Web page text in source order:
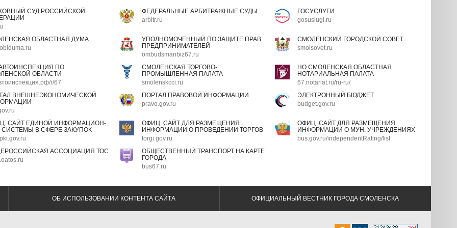
СУД РОССИЙСКОЙ
ФЕДЕРАЛЬНЫЕ АРБИТРАЖНЫЕ СУДЫ
arbitr.ru
ГОСУСЛУГИ
gosuslugi.ru
ОБЛАСТНАЯ ДУМА
УПОЛНОМОЧЕННЫЙ ПО ЗАЩИТЕ ПРАВ
ПРЕДПРИНИМАТЕЛЕЙ
ombudsmanbiz67.ru
СМОЛЕНСКИЙ ГОРОДСКОЙ СОВЕТ
smolsovet.ru
ПО
ОБЛАСТИ
r/67
СМОЛЕНСКАЯ ТОРГОВО-
ПРОМЫШЛЕННАЯ ПАЛАТА
smolenskcci.ru
НО СМОЛЕНСКАЯ ОБЛАСТНАЯ
НОТАРИАЛЬНАЯ ПАЛАТА
67.notariat.ru/ru-ru/
ВНЕШНЕЭКОНОМИЧЕСКОЙ
ПОРТАЛ ПРАВОВОЙ ИНФОРМАЦИИ
pravo.gov.ru
ЭЛЕКТРОННЫЙ БЮДЖЕТ
budget.gov.ru
САЙТ ЕДИНОЙ ИНФОРМАЦИОН-
СИСТЕМЫ В СФЕРЕ ЗАКУПОК
ОФИЦ. САЙТ ДЛЯ РАЗМЕЩЕНИЯ
ИНФОРМАЦИИ О ПРОВЕДЕНИИ ТОРГОВ
torgi.gov.ru
ОФИЦ. САЙТ ДЛЯ РАЗМЕЩЕНИЯ
ИНФОРМАЦИИ О МУН. УЧРЕЖДЕНИЯХ
bus.gov.ru/independentRating/list
АССОЦИАЦИЯ ТОС
ОБЩЕСТВЕННЫЙ ТРАНСПОРТ НА КАРТЕ
ГОРОДА
bus67.ru
ОБ ИСПОЛЬЗОВАНИИ КОНТЕНТА САЙТА ОФИЦИАЛЬНЫЙ ВЕСТНИК ГОРОДА СМОЛЕНСКА